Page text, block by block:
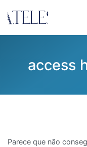
para
access
Parece que não